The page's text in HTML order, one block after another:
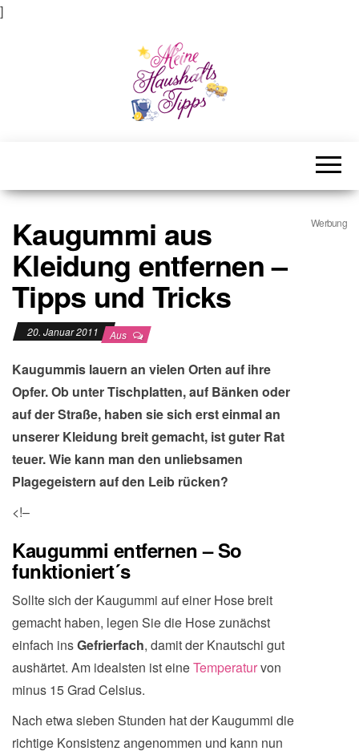
]
Kaugummi aus
Kleidung entfernen –
Tipps und Tricks
Werbung
20. Januar 2011 Aus
Kaugummis lauern an vielen Orten auf ihre
Opfer. Ob unter Tischplatten, auf Bänken oder
auf der Straße, haben sie sich erst einmal an
unserer Kleidung breit gemacht, ist guter Rat
teuer. Wie kann man den unliebsamen
Plagegeistern auf den Leib rücken?
<!–
Kaugummi entfernen – So
funktioniert´s
Sollte sich der Kaugummi auf einer Hose breit
gemacht haben, legen Sie die Hose zunächst
einfach insGefrierfach, damit der Knautschi gut
aushärtet. Am idealsten ist eineTemperaturvon
minus 15 Grad Celsius.
Nach etwa sieben Stunden hat der Kaugummi die
richtige Konsistenz angenommen und kann nun